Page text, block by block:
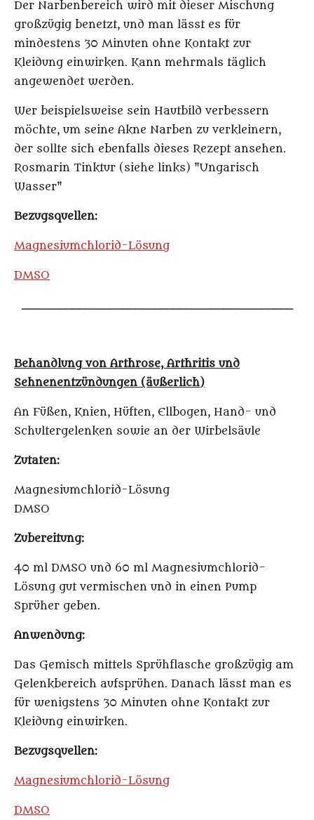
Der Narbenbereich wird mit dieser Mischung
großzügig benetzt, und man lässt es für
mindestens 30 Minuten ohne Kontakt zur
Kleidung einwirken. Kann mehrmals täglich
angewendet werden.
Wer beispielsweise sein Hautbild verbessern
möchte, um seine Akne Narben zu verkleinern,
der sollte sich ebenfalls dieses Rezept ansehen.
Rosmarin Tinktur (siehe links) "Ungarisch
Wasser"
Bezugsquellen:
Magnesiumchlorid-Lösung
DMSO
Behandlung von Arthrose, Arthritis und
Sehnenentzündungen (äußerlich)
An Füßen, Knien, Hüften, Ellbogen, Hand- und
Schultergelenken sowie an der Wirbelsäule
Zutaten:
Magnesiumchlorid-Lösung
DMSO
Zubereitung:
40 ml DMSO und 60 ml Magnesiumchlorid-
Lösung gut vermischen und in einen Pump
Sprüher geben.
Anwendung:
Das Gemisch mittels Sprühflasche großzügig am
Gelenkbereich aufsprühen. Danach lässt man es
für wenigstens 30 Minuten ohne Kontakt zur
Kleidung einwirken.
Bezugsquellen:
Magnesiumchlorid-Lösung
DMSO